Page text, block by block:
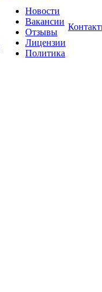
Новости
Вакансии
Отзывы
Лицензии
Политика